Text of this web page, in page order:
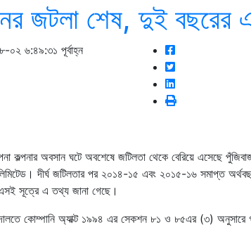
জটলা শেষ, দুই বছরের
০২ ৬:৪৯:৩১ পূর্বাহ্ন
কল্পনার অবসান ঘটে অবশেষে জটিলতা থেকে বেরিয়ে এসেছে
লিমিটেড। দীর্ঘ জটিলতার পর ২০১৪-১৫ এবং ২০১৫-১৬ সমাপ্ত
সূত্রে এ তথ্য জানা গেছে।
কোম্পানি অ্যাক্ট ১৯৯৪ এর সেকশন ৮১ ও ৮৫এর (৩)